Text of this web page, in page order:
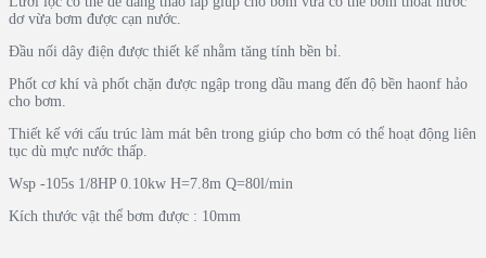
dơ vừa bơm được cạn nước.
Đầu nối dây điện được thiết kế nhằm tăng tính bền bỉ.
Phốt cơ khí và phốt chặn được ngập trong dầu mang đến độ bền haonf hảo
cho bơm.
Thiết kế với cấu trúc làm mát bên trong giúp cho bơm có thể hoạt động liên
tục dù mực nước thấp.
Wsp -105s 1/8HP 0.10kw H=7.8m Q=80l/min
Kích thước vật thể bơm được : 10mm